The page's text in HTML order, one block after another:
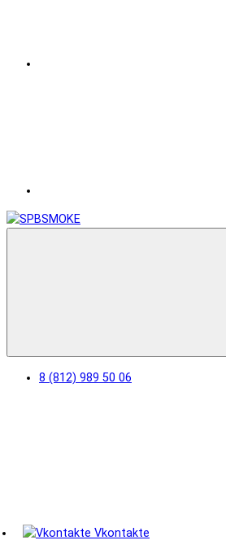
8 (812) 989 50 06
Vkontakte